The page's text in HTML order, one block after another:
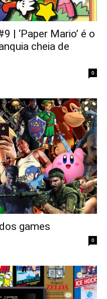
| ‘Paper Mario’ é o
cheia de
0
games
0